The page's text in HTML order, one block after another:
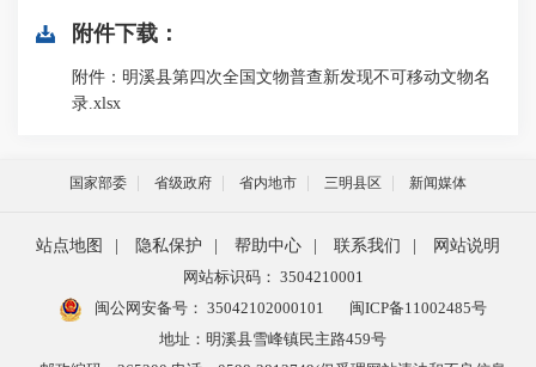
附件下载：
附件：明溪县第四次全国文物普查新发现不可移动文物名
录.xlsx
国家部委 省级政府 省内地市 三明县区 新闻媒体
站点地图 隐私保护 帮助中心 联系我们
网站说明
网站标识码： 3504210001
闽公网安备号： 35042102000101
闽ICP备11002485号
地址：明溪县雪峰镇民主路459号